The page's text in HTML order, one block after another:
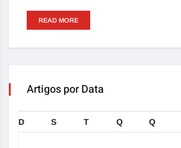
READ MORE
Artigos por Data
D S T Q Q